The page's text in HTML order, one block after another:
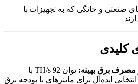
صنعتی و خانگی که به تجهیزات با
کلیدی
برق بهینه:
توان 92 TH/s با
ایده‌آل برای ماینرهای با بودجه برق